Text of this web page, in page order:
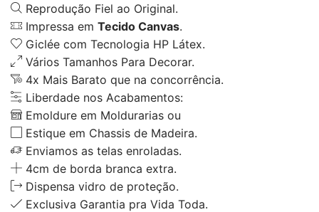
Reprodução Fiel ao Original.
Impressa em Tecido Canvas.
Giclée com Tecnologia HP Látex.
Vários Tamanhos Para Decorar.
4x Mais Barato que na concorrência.
Liberdade nos Acabamentos:
Emoldure em Moldurarias ou
Estique em Chassis de Madeira.
Enviamos as telas enroladas.
4cm de borda branca extra.
Dispensa vidro de proteção.
Exclusiva Garantia pra Vida Toda.